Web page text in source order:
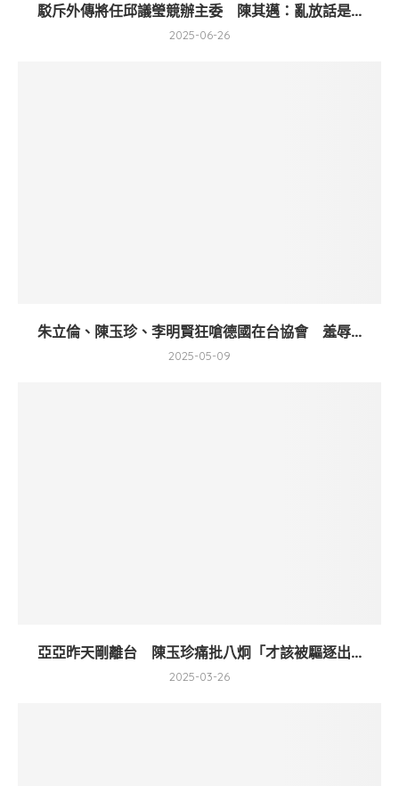
駁斥外傳將任邱議瑩競辦主委 陳其邁：亂放話是...
2025-06-26
朱立倫、陳玉珍、李明賢狂嗆德國在台協會 羞辱...
2025-05-09
亞亞昨天剛離台 陳玉珍痛批八炯「才該被驅逐出...
2025-03-26